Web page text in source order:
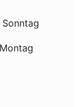
Sonntag
Montag